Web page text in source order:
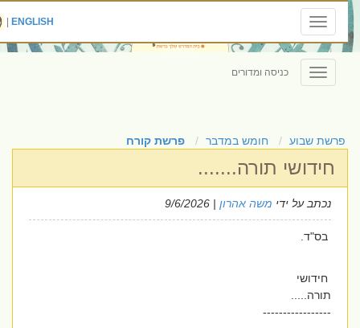
Toggle
navigation
ENGLISH
|
Toggle
navigation
כניסה ומדורים
פרשת שבוע חומש במדבר פרשת קורח
חידושי תורה.......
נכתב על ידימשה אהרון| 9/6/2026
בס"ד.
חידושי
תורה.....
-----------------